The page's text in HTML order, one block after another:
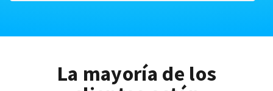
La mayoría de los